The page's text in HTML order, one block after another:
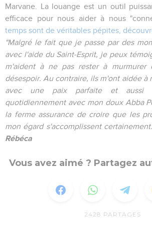
Marvane. La louange est un outil
efficace pour nous aider à nous
temps sont de véritables pépites,
"Malgré le fait que je passe par des
avec l'aide du Saint-Esprit, je peux
m'aident à ne pas rester à
désespoir. Au contraire, ils m'ont aidée à
avec une paix parfaite et aussi
quotidiennement avec mon doux Abba
la ferme assurance de croire que les
mon égard s'accomplissent
Rébéca
Vous avez aimé ? Partagez
2428 PARTAGES